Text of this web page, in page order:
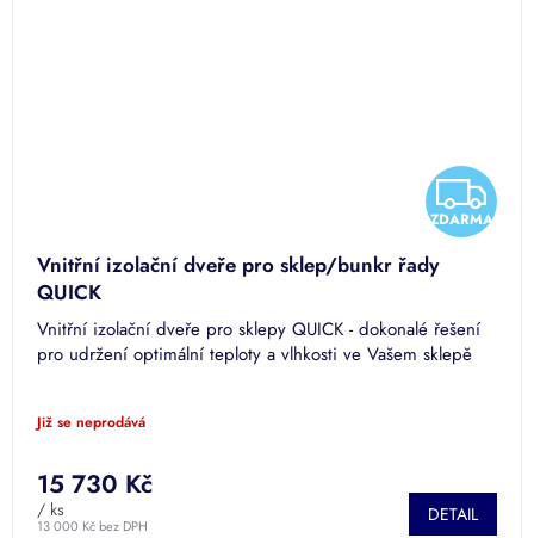
Z
D
ZDARMA
Vnitřní izolační dveře pro sklep/bunkr řady
QUICK
Vnitřní izolační dveře pro sklepy QUICK - dokonalé řešení
pro udržení optimální teploty a vlhkosti ve Vašem sklepě
Již se neprodává
13 000 Kč bez DPH
15 730 Kč
/ ks DETAIL